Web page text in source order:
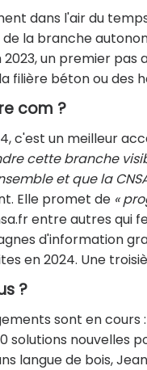
dans l'air du
la branche
2023, un premier
filière béton ou des
com ?
c'est un meilleur
cette branche
et que la
Elle promet de «
entre autres qui
d'information
en 2024. Une
?
sont en cours
solutions nouvelles
langue de bois,